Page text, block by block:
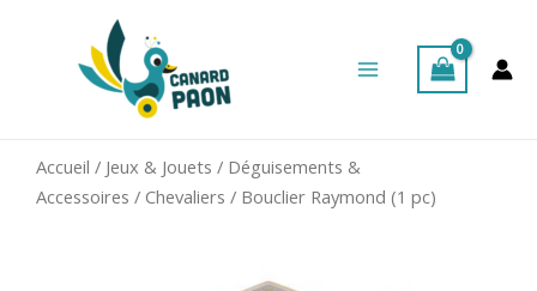
Menu
Accueil / Jeux & Jouets / Déguisements &
Accessoires / Chevaliers / Bouclier Raymond (1 pc)